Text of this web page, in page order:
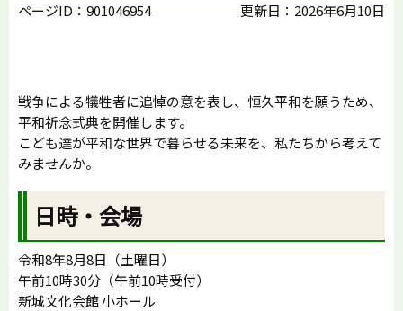
ページID：901046954 更新日：2026年6月10日
戦争による犠牲者に追悼の意を表し、恒久平和を願うため、
平和祈念式典を開催します。
こども達が平和な世界で暮らせる未来を、私たちから考えて
みませんか。
日時・会場
令和8年8月8日（土曜日）
午前10時30分（午前10時受付）
新城文化会館 小ホール